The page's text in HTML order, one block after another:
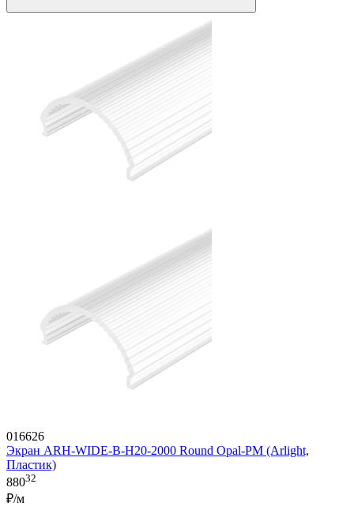
016626
Экран ARH-WIDE-B-H20-2000 Round Opal-PM (Arlight,
Пластик)
88032
₽/м